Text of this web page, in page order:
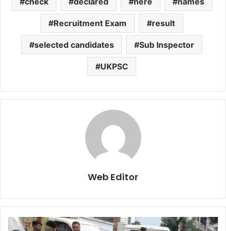
Recruitment Exam result
selected candidates Sub Inspector
UKPSC
Web Editor